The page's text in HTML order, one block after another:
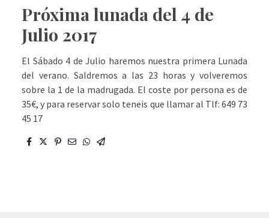
Próxima lunada del 4 de
Julio 2017
El Sábado 4 de Julio haremos nuestra primera Lunada
del verano. Saldremos a las 23 horas y volveremos
sobre la 1 de la madrugada. El coste por persona es de
35€, y para reservar solo teneis que llamar al Tlf: 649 73
45 17